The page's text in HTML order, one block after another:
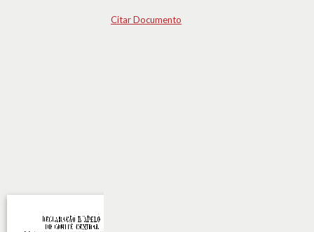
Citar Documento